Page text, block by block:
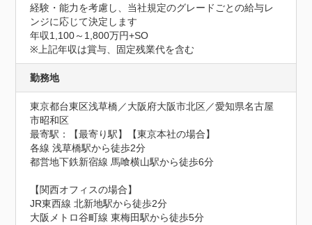
経験・能力を考慮し、当社規定のグレードごとの給与レ
ンジに応じて決定します
年収1,100～1,800万円+SO
※上記年収は賞与、固定残業代を含む
勤務地
東京都台東区浅草橋／大阪府大阪市北区／愛知県名古屋
市昭和区
最寄駅：【最寄り駅】【東京本社の場合】
各線 浅草橋駅から徒歩2分
都営地下鉄新宿線 馬喰横山駅から徒歩6分
【関西オフィスの場合】
JR東西線 北新地駅から徒歩2分
大阪メトロ谷町線 東梅田駅から徒歩5分